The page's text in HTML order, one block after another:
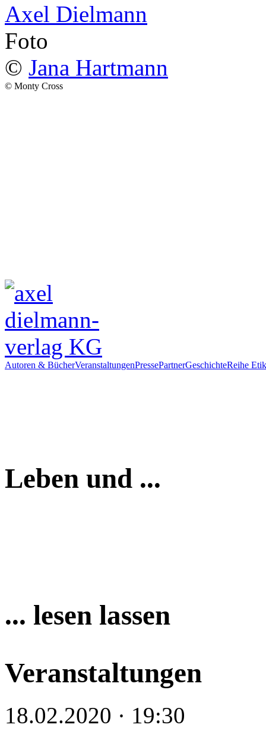
Axel Dielmann
Foto
© Jana Hartmann
© Monty Cross
Autoren & BücherVeranstaltungenPressePartnerGeschichteReihe
Leben und ...
... lesen lassen
Veranstaltungen
18.02.2020 · 19:30